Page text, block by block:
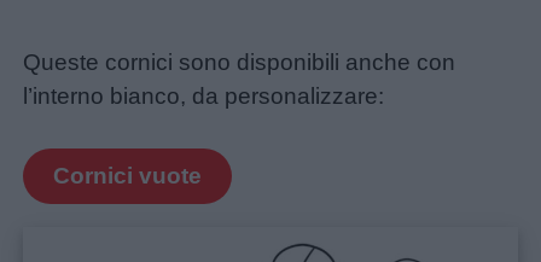
Queste cornici sono disponibili anche con
l’interno bianco, da personalizzare:
Cornici vuote